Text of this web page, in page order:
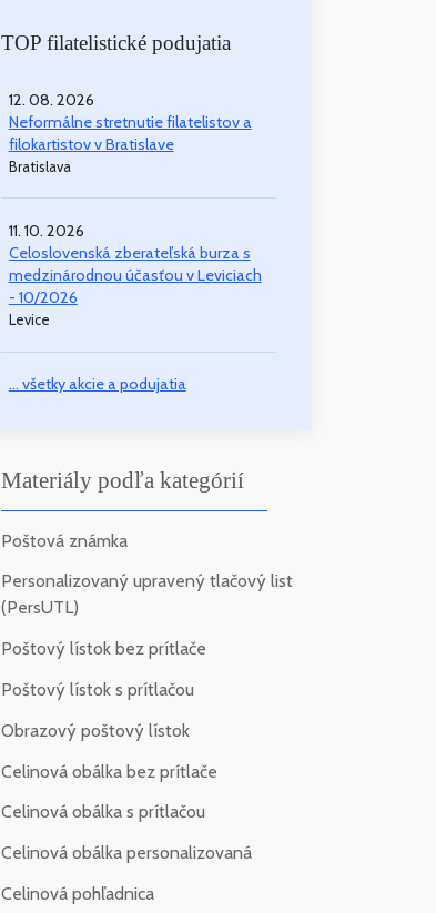
TOP filatelistické podujatia
12. 08. 2026
Neformálne stretnutie filatelistov a
filokartistov v Bratislave
Bratislava
11. 10. 2026
Celoslovenská zberateľská burza s
medzinárodnou účasťou v Leviciach
- 10/2026
Levice
... všetky akcie a podujatia
Materiály podľa kategórií
Poštová známka
Personalizovaný upravený tlačový list
(PersUTL)
Poštový lístok bez prítlače
Poštový lístok s prítlačou
Obrazový poštový lístok
Celinová obálka bez prítlače
Celinová obálka s prítlačou
Celinová obálka personalizovaná
Celinová pohľadnica